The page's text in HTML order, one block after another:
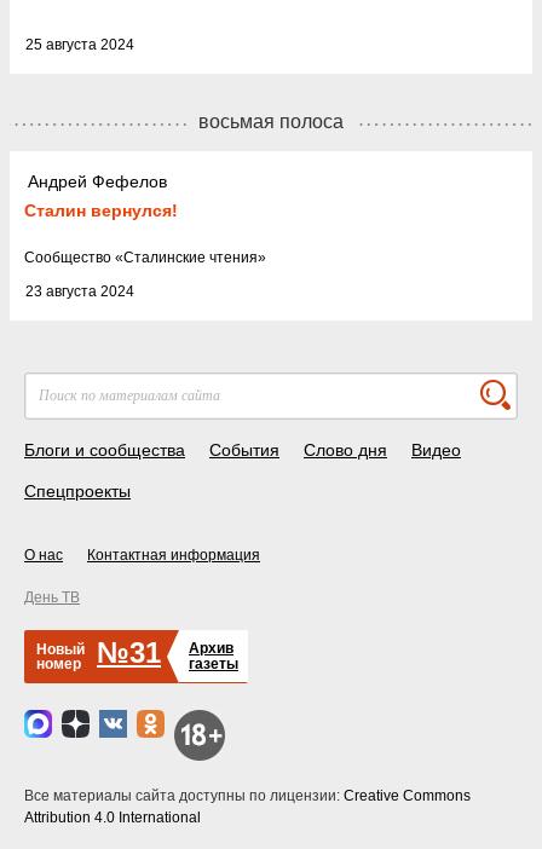
25 августа 2024
восьмая полоса
Андрей Фефелов
Сталин вернулся!
23 августа 2024
Cообщество «Сталинские чтения»
Блоги и сообщества События Слово дня Видео
Спецпроекты
О нас Контактная информация
День ТВ
Новый
номер
№31
Архив
газеты
Все материалы сайта доступны по лицензии: Creative Commons
Attribution 4.0 International